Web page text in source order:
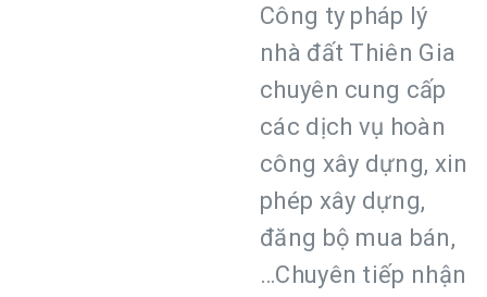
Công ty pháp lý
nhà đất Thiên Gia
chuyên cung cấp
các dịch vụ hoàn
công xây dựng, xin
phép xây dựng,
đăng bộ mua bán,
…Chuyên tiếp nhận